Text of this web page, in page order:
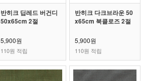
반히크 딥레드 버건디
50x65cm 2절
5,900원
110원 적립
반히크 다크브라운 50
x65cm 북클로즈 2절
5,900원
110원 적립